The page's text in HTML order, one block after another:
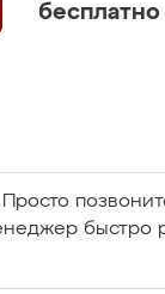
бесплатно
быстро